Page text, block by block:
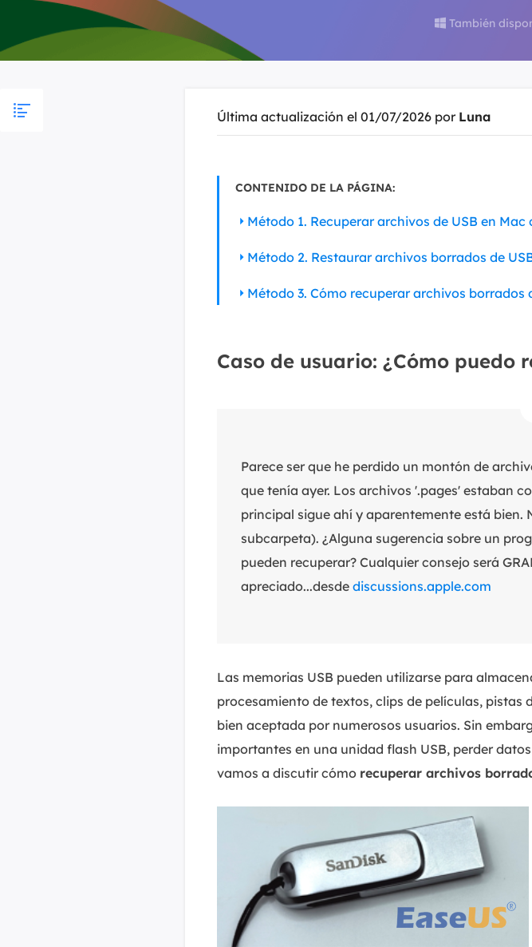
Recuperar bases de datos MS
 También
Última actualización el 01/07/2026 por Luna
CONTENIDO DE LA PÁGINA:
Método 1. Recuperar archivos de USB en
Método 2. Restaurar archivos borrados de
Método 3. Cómo recuperar archivos borrados
Caso de usuario: ¿Cómo puedo
Parece ser que he perdido un montón de
que tenía ayer. Los archivos '.pages' estaban
principal sigue ahí y aparentemente está bien.
subcarpeta). ¿Alguna sugerencia sobre un
pueden recuperar? Cualquier consejo será
apreciado...desde discussions.apple.com
Las memorias USB pueden utilizarse para
procesamiento de textos, clips de películas,
bien aceptada por numerosos usuarios. Sin
importantes en una unidad flash USB, perder
vamos a discutir cómo recuperar archivos